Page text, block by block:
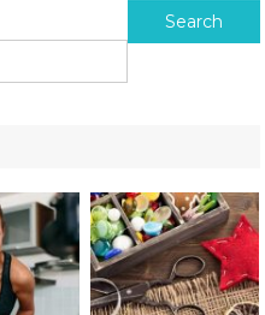
Search for: